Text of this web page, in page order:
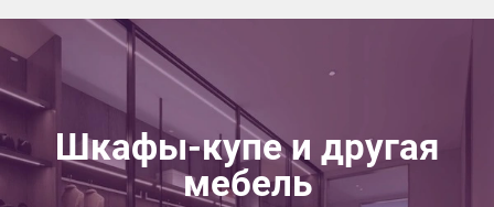
Шкафы-купе и другая
мебель